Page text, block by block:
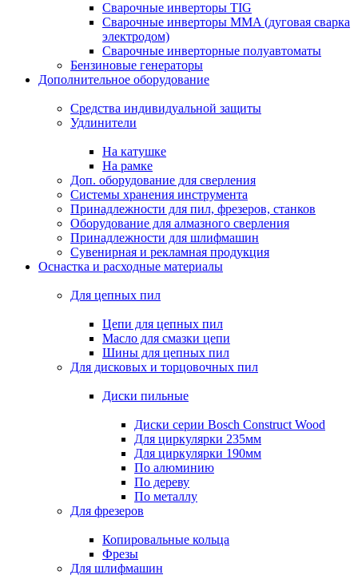
Сварочные инверторы TIG
Сварочные инверторы MMA (дуговая сварка
электродом)
Сварочные инверторные полуавтоматы
Бензиновые генераторы
Дополнительное оборудование
Средства индивидуальной защиты
Удлинители
На катушке
На рамке
Доп. оборудование для сверления
Системы хранения инструмента
Принадлежности для пил, фрезеров, станков
Оборудование для алмазного сверления
Принадлежности для шлифмашин
Сувенирная и рекламная продукция
Оснастка и расходные материалы
Для цепных пил
Цепи для цепных пил
Масло для смазки цепи
Шины для цепных пил
Для дисковых и торцовочных пил
Диски пильные
Диски серии Bosch Construct Wood
Для циркулярки 235мм
Для циркулярки 190мм
По алюминию
По дереву
По металлу
Для фрезеров
Копировальные кольца
Фрезы
Для шлифмашин